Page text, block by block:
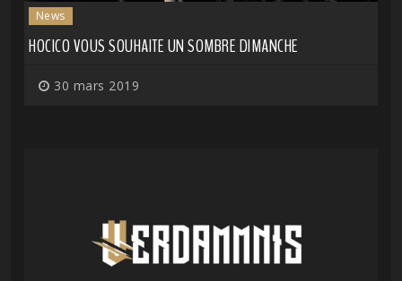
News
HOCICO VOUS SOUHAITE UN SOMBRE DIMANCHE
30 mars 2019